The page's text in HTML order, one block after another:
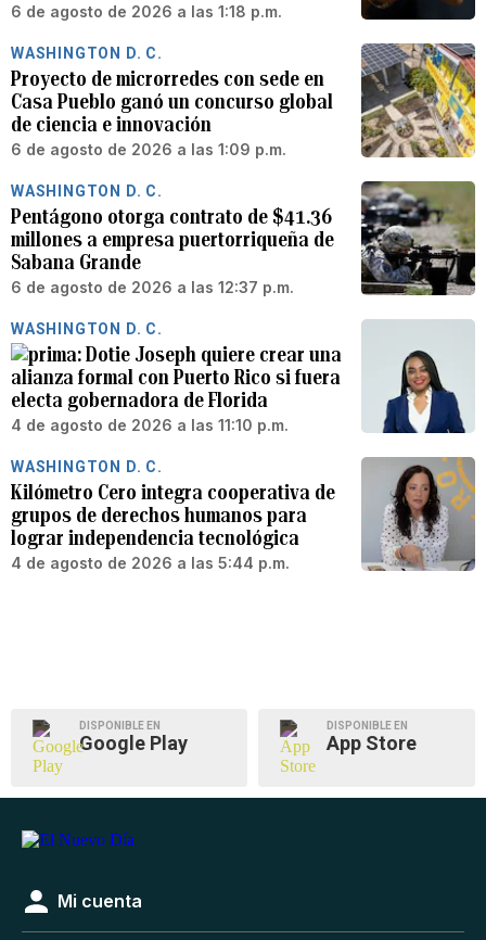
6 de agosto de 2026 a las 1:18 p.m.
WASHINGTON D. C.
Proyecto de microrredes con sede en
Casa Pueblo ganó un concurso global
de ciencia e innovación
6 de agosto de 2026 a las 1:09 p.m.
WASHINGTON D. C.
Pentágono otorga contrato de $41.36
millones a empresa puertorriqueña de
Sabana Grande
6 de agosto de 2026 a las 12:37 p.m.
WASHINGTON D. C.
Dotie Joseph quiere crear una
alianza formal con Puerto Rico si fuera
electa gobernadora de Florida
4 de agosto de 2026 a las 11:10 p.m.
WASHINGTON D. C.
Kilómetro Cero integra cooperativa de
grupos de derechos humanos para
lograr independencia tecnológica
4 de agosto de 2026 a las 5:44 p.m.
DISPONIBLE EN
Google Play
DISPONIBLE EN
App Store
Mi cuenta